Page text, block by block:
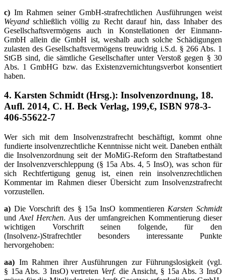
c) Im Rahmen seiner GmbH-strafrechtlichen Ausführungen weist
Weyand schließlich völlig zu Recht darauf hin, dass Inhaber des
Gesellschaftsvermögens auch in Konstellationen der Einmann-
GmbH allein die GmbH ist, weshalb auch solche Schädigungen
zulasten des Gesellschaftsvermögens treuwidrig i.S.d. § 266 Abs. 1
StGB sind, die sämtliche Gesellschafter unter Verstoß gegen § 30
Abs. 1 GmbHG bzw. das Existenzvernichtungsverbot konsentiert
haben.
4. Karsten Schmidt (Hrsg.): Insolvenzordnung, 18.
Aufl. 2014, C. H. Beck Verlag, 199,€, ISBN 978-3-
406-55622-7
Wer sich mit dem Insolvenzstrafrecht beschäftigt, kommt ohne
fundierte insolvenzrechtliche Kenntnisse nicht weit. Daneben enthält
die Insolvenzordnung seit der MoMiG-Reform den Straftatbestand
der Insolvenzverschleppung (§ 15a Abs. 4, 5 InsO), was schon für
sich Rechtfertigung genug ist, einen rein insolvenzrechtlichen
Kommentar im Rahmen dieser Übersicht zum Insolvenzstrafrecht
vorzustellen.
a) Die Vorschrift des § 15a InsO kommentieren Karsten Schmidt
undAxel Herchen. Aus der umfangreichen Kommentierung dieser
wichtigen Vorschrift seinen folgende, für den
(Insolvenz-)Strafrechtler besonders interessante Punkte
hervorgehoben:
aa) Im Rahmen ihrer Ausführungen zur Führungslosigkeit (vgl.
§ 15a Abs. 3 InsO) vertreten Verf. die Ansicht, § 15a Abs. 3 InsO